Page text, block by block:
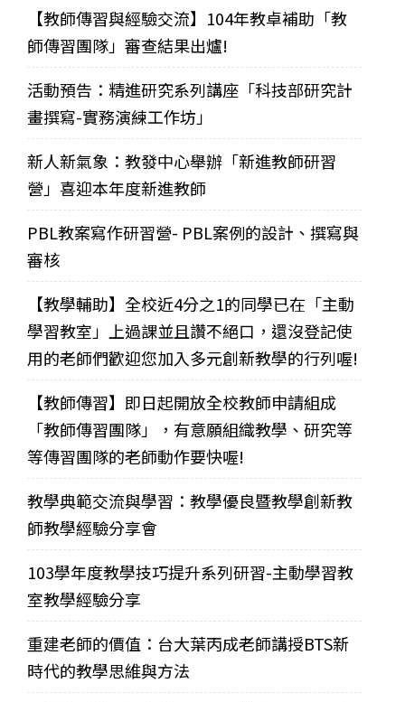
【教師傳習與經驗交流】104年教卓補助「教
師傳習團隊」審查結果出爐!
活動預告：精進研究系列講座「科技部研究計
畫撰寫-實務演練工作坊」
新人新氣象：教發中心舉辦「新進教師研習
營」喜迎本年度新進教師
PBL教案寫作研習營- PBL案例的設計、撰寫與
審核
【教學輔助】全校近4分之1的同學已在「主動
學習教室」上過課並且讚不絕口，還沒登記使
用的老師們歡迎您加入多元創新教學的行列喔!
【教師傳習】即日起開放全校教師申請組成
「教師傳習團隊」，有意願組織教學、研究等
等傳習團隊的老師動作要快喔!
教學典範交流與學習：教學優良暨教學創新教
師教學經驗分享會
103學年度教學技巧提升系列研習-主動學習教
室教學經驗分享
重建老師的價值：台大葉丙成老師講授BTS新
時代的教學思維與方法